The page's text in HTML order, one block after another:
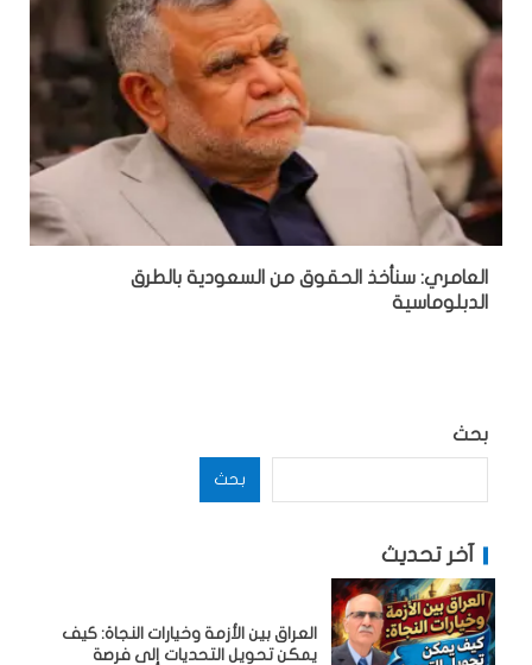
العامري: سنأخذ الحقوق من السعودية بالطرق
الدبلوماسية
بحث
بحث
آخر تحديث
العراق بين الأزمة وخيارات النجاة: كيف
يمكن تحويل التحديات إلى فرصة